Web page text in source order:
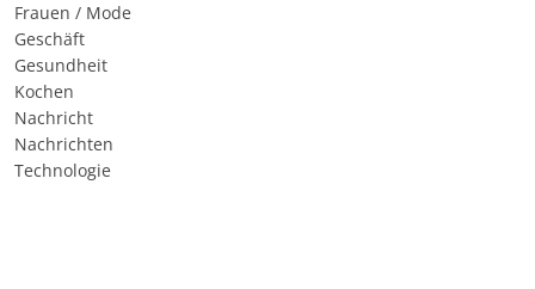
Frauen / Mode
Geschäft
Gesundheit
Kochen
Nachricht
Nachrichten
Technologie